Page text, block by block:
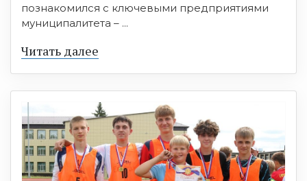
познакомился с ключевыми предприятиями
муниципалитета – ...
Читать далее